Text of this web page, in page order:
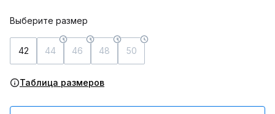
Выберите размер
42 44 46 48 50
Таблица размеров